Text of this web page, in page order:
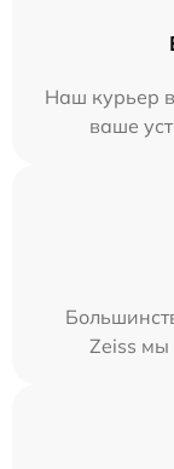
Наш курьер
ваше
Zeiss мы